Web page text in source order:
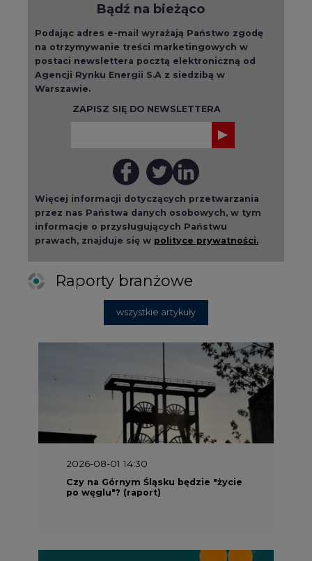
Bądź na bieżąco
Podając adres e-mail wyrażają Państwo zgodę
na otrzymywanie treści marketingowych w
postaci newslettera pocztą elektroniczną od
Agencji Rynku Energii S.A z siedzibą w
Warszawie.
ZAPISZ SIĘ DO NEWSLETTERA
Więcej informacji dotyczących przetwarzania
przez nas Państwa danych osobowych, w tym
informacje o przysługujących Państwu
prawach, znajduje się w polityce prywatności.
Raporty branżowe
wszystkie artykuły
2026-08-01 14:30
Czy na Górnym Śląsku będzie "życie
po węglu"? (raport)